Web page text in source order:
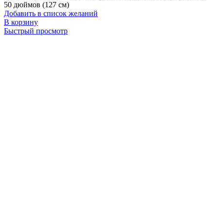
50 дюймов (127 см)
Добавить в список желаний
В корзину
Быстрый просмотр